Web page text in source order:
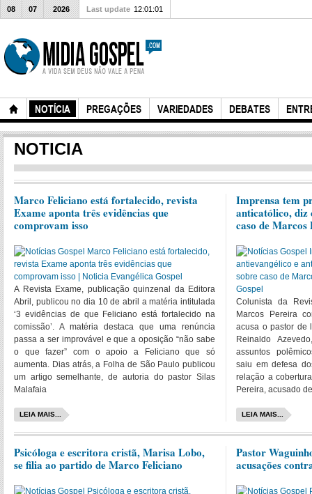
NOTÍCIA PREGAÇÕES VARIEDADES DEBATES
08 07 2026 Last update 12:01:01
NOTICIA
Marco Feliciano está fortalecido, revista
Exame aponta três evidências que
comprovam isso
A Revista Exame, publicação quinzenal da Editora
Abril, publicou no dia 10 de abril a matéria intitulada
‘3 evidências de que Feliciano está fortalecido na
comissão’. A matéria destaca que uma renúncia
passa a ser improvável e que a oposição “não sabe
o que fazer” com o apoio a Feliciano que só
aumenta. Dias atrás, a Folha de São Paulo publicou
um artigo semelhante, de autoria do pastor Silas
Malafaia
LEIA MAIS...
Imprensa tem
anticatólico, diz
caso de Marcos
Colunista da
Marcos Pereira
acusa o pastor de
Reinaldo
assuntos
saiu em defesa
relação a
Pereira, acusado
LEIA MAIS...
Psicóloga e escritora cristã, Marisa Lobo,
se filia ao partido de Marco Feliciano
Pastor
acusações